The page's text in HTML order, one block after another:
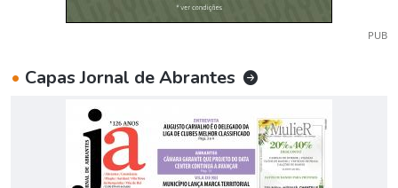
PUB
• Capas Jornal de Abrantes